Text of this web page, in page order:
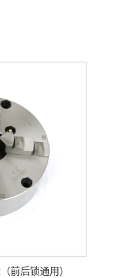
前后锁通用）